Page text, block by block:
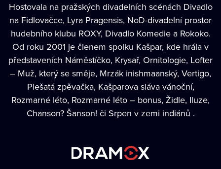
Hostovala na pražských divadelních scénách Divadlo
na Fidlovačce, Lyra Pragensis, NoD-divadelní prostor
hudebního klubu ROXY, Divadlo Komedie a Rokoko.
Od roku 2001 je členem spolku Kašpar, kde hrála v
představeních Náměstíčko, Krysař, Ornitologie, Lofter
– Muž, který se směje, Mrzák inishmaanský, Vertigo,
Plešatá zpěvačka, Kašparova sláva vánoční,
Rozmarné léto, Rozmarné léto – bonus, Židle, Iluze,
Chanson? Šanson! či Srpen v zemi indiánů .